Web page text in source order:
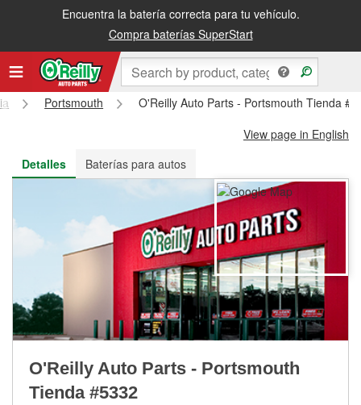
Encuentra la batería correcta para tu vehículo.
Compra baterías SuperStart
Recibe tu orden gratis al día siguiente o recógela en la tienda
Portsmouth
O'Reilly Auto Parts - Portsmouth Tienda
View page in English
Detalles
Baterías para autos
O'Reilly Auto Parts - Portsmouth
Tienda #5332